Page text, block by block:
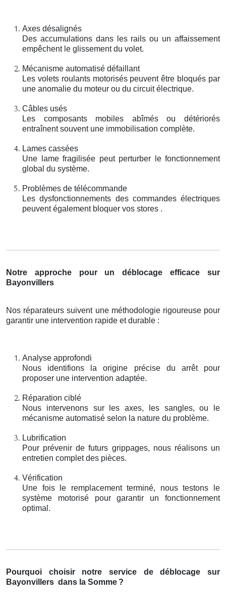
Axes désalignés
Des accumulations dans les rails ou un affaissement
empêchent le glissement du volet.
Mécanisme automatisé défaillant
Les volets roulants motorisés peuvent être bloqués par
une anomalie du moteur ou du circuit électrique.
Câbles usés
Les composants mobiles abîmés ou détériorés
entraînent souvent une immobilisation complète.
Lames cassées
Une lame fragilisée peut perturber le fonctionnement
global du système.
Problèmes de télécommande
Les dysfonctionnements des commandes électriques
peuvent également bloquer vos stores .
Notre approche pour un déblocage efficace sur
Bayonvillers
Nos réparateurs suivent une méthodologie rigoureuse pour
garantir une intervention rapide et durable :
Analyse approfondi
Nous identifions la origine précise du arrêt pour
proposer une intervention adaptée.
Réparation ciblé
Nous intervenons sur les axes, les sangles, ou le
mécanisme automatisé selon la nature du problème.
Lubrification
Pour prévenir de futurs grippages, nous réalisons un
entretien complet des pièces.
Vérification
Une fois le remplacement terminé, nous testons le
système motorisé pour garantir un fonctionnement
optimal.
Pourquoi choisir notre service de déblocage sur
Bayonvillers dans la Somme ?